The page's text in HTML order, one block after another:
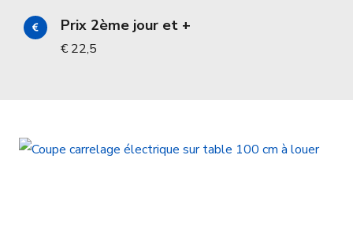
Prix 2ème jour et +
€ 22,5